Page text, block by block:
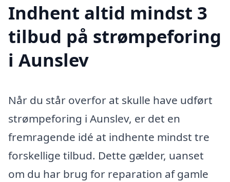
Indhent altid mindst 3
tilbud på strømpeforing
i Aunslev
Når du står overfor at skulle have udført
strømpeforing i Aunslev, er det en
fremragende idé at indhente mindst tre
forskellige tilbud. Dette gælder, uanset
om du har brug for reparation af gamle